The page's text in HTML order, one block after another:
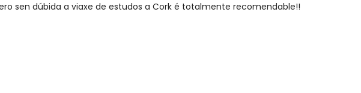
sen dúbida a viaxe de estudos a Cork é totalmente recomendable!!